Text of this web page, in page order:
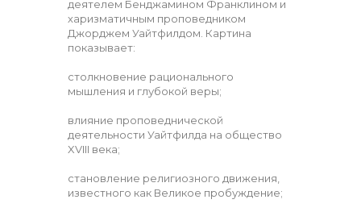
деятелем Бенджамином Франклином и
харизматичным проповедником
Джорджем Уайтфилдом. Картина
показывает:
столкновение рационального
мышления и глубокой веры;
влияние проповеднической
деятельности Уайтфилда на общество
XVIII века;
становление религиозного движения,
известного как Великое пробуждение;